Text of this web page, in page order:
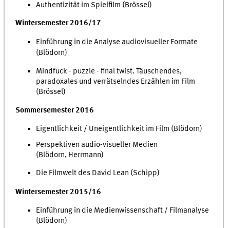
Authentizität im Spielfilm (Brössel)
Wintersemester 2016/17
Einführung in die Analyse audiovisueller Formate
(Blödorn)
Mindfuck - puzzle - final twist. Täuschendes,
paradoxales und verrätselndes Erzählen im Film
(Brössel)
Sommersemester 2016
Eigentlichkeit / Uneigentlichkeit im Film (Blödorn)
Perspektiven audio-visueller Medien
(Blödorn, Herrmann)
Die Filmwelt des David Lean (Schipp)
Wintersemester 2015/16
Einführung in die Medienwissenschaft / Filmanalyse
(Blödorn)